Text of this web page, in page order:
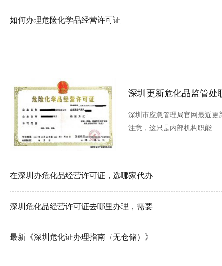
如何办理危险化学品经营许可证
深圳更新危化品监管处
深圳市应急管理局官网最近更
注意，这只是内部机构职能...
在深圳办危化品经营许可证，选哪家代办
深圳危化品经营许可证去哪里办理，需要
最新《深圳危化证办理指南（无仓储）》